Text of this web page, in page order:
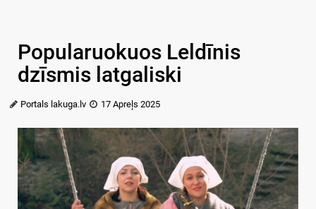
Popularuokuos Leldīnis
dzīsmis latgaliski
Portals lakuga.lv 17 Apreļs 2025